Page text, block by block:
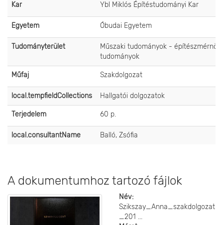
Kar Ybl Miklós Építéstudományi Kar
Egyetem Óbudai Egyetem
Tudományterület
Műszaki tudományok - építészmérnöki
tudományok
Műfaj Szakdolgozat
local.tempfieldCollections Hallgatói dolgozatok
Terjedelem 60 p.
local.consultantName Balló, Zsófia
A dokumentumhoz tartozó fájlok
Név:
Szikszay_Anna_szakdolgozat
_201 ...